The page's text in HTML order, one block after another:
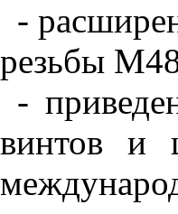
-
резьбы М
-
винтов
и